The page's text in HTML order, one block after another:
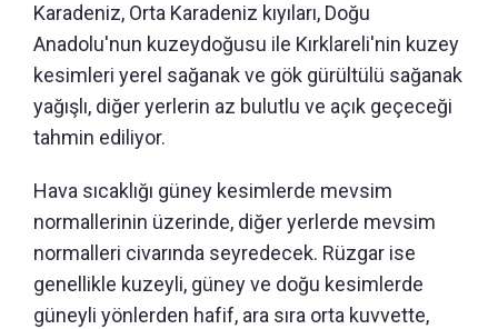
Karadeniz, Orta Karadeniz kıyıları, Doğu
Anadolu'nun kuzeydoğusu ile Kırklareli'nin kuzey
kesimleri yerel sağanak ve gök gürültülü sağanak
yağışlı, diğer yerlerin az bulutlu ve açık geçeceği
tahmin ediliyor.
Hava sıcaklığı güney kesimlerde mevsim
normallerinin üzerinde, diğer yerlerde mevsim
normalleri civarında seyredecek. Rüzgar ise
genellikle kuzeyli, güney ve doğu kesimlerde
güneyli yönlerden hafif, ara sıra orta kuvvette,